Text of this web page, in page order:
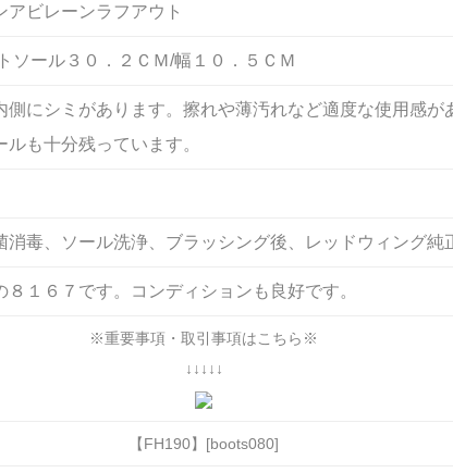
アビレーンラフアウト
ソール３０．２ＣＭ/幅１０．５ＣＭ
側にシミがあります。擦れや薄汚れなど適度な使用感
ルも十分残っています。
消毒、ソール洗浄、ブラッシング後、レッドウィング純
８１６７です。コンディションも良好です。
※重要事項・取引事項はこちら※
↓↓↓↓↓
【FH190】[boots080]